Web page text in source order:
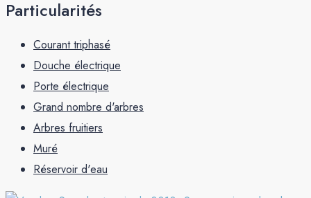
Particularités
Courant triphasé
Douche électrique
Porte électrique
Grand nombre d'arbres
Arbres fruitiers
Muré
Réservoir d'eau